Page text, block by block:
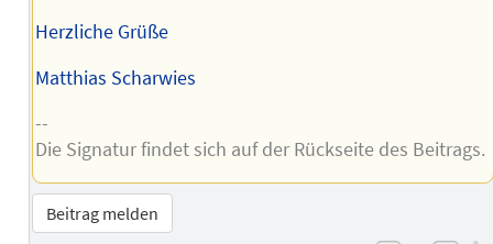
Herzliche Grüße
Matthias Scharwies
--
Die Signatur findet sich auf der Rückseite des Beitrags.
Beitrag melden